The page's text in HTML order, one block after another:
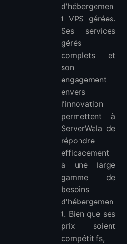
d'hébergemen
t VPS gérées.
Ses services
gérés
complets et
son
engagement
envers
l'innovation
permettent à
ServerWala de
répondre
efficacement
à une large
gamme de
besoins
d'hébergemen
t. Bien que ses
prix soient
compétitifs,